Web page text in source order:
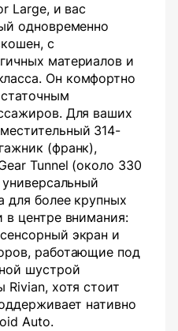
Large, и вас
одновременно
с
материалов и
Он комфортно
Для ваших
314-
(франк),
Tunnel (около 330
для более крупных
в центре внимания:
экран и
работающие под
шустрой
хотя стоит
нативно
Auto.